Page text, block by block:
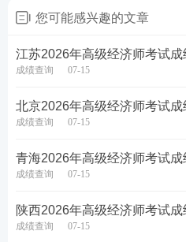
议大家在备考时，尽量往全
2026年高级经济师考试成绩
高级经济师历年考试真题下
题、历年真题、模拟试题、
题闯关，通过刷题，加深巩
您可能感兴趣的文章
江苏2026年高级经济师考试
成绩查询 07-15
北京2026年高级经济师考试
成绩查询 07-15
青海2026年高级经济师考试
成绩查询 07-15
陕西2026年高级经济师考试
成绩查询 07-15